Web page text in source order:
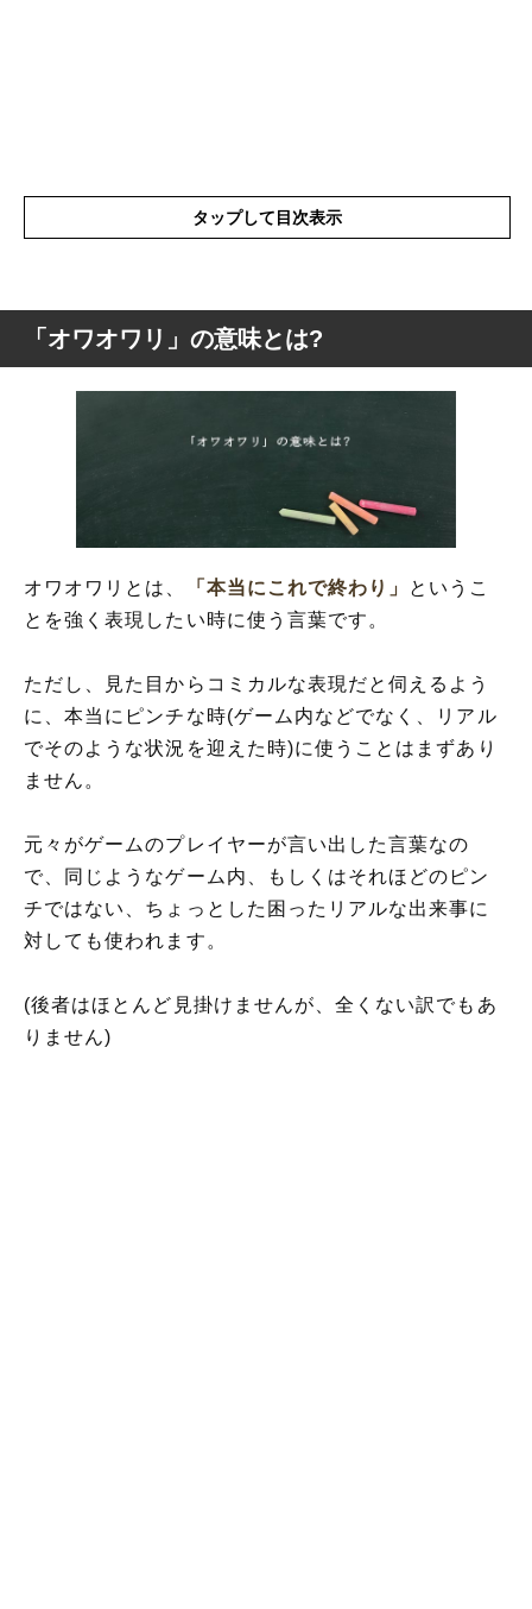
タップして目次表示
「オワオワリ」の意味とは?
「オワオワリ」を使った短文と解釈
「オワオワリ」を使うときの注意点
「オワオワリ」の意味とは?
オワオワリとは、 「本当にこれで終わり」
というこ
とを強く表現したい時に使う言葉です。
ただし、見た目からコミカルな表現だと伺えるよう
に、本当にピンチな時(ゲーム内などでなく、リアル
でそのような状況を迎えた時)に使うことはまずあり
ません。
元々がゲームのプレイヤーが言い出した言葉なの
で、同じようなゲーム内、もしくはそれほどのピン
チではない、ちょっとした困ったリアルな出来事に
対しても使われます。
(後者はほとんど見掛けませんが、全くない訳でもあ
りません)